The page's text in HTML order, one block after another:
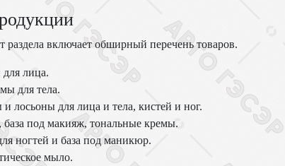
раздела включает обширный перечень товаров.
лица.
для тела.
лосьоны для лица и тела, кистей и ног.
база под макияж, тональные кремы.
ногтей и база под маникюр.
мыло.